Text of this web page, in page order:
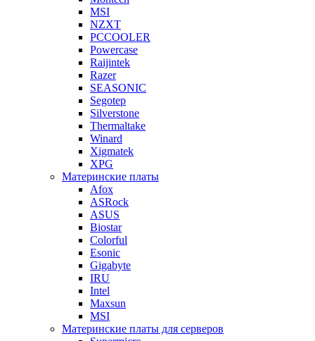
MSI
NZXT
PCCOOLER
Powercase
Raijintek
Razer
SEASONIC
Segotep
Silverstone
Thermaltake
Winard
Xigmatek
XPG
Материнские платы
Afox
ASRock
ASUS
Biostar
Colorful
Esonic
Gigabyte
IRU
Intel
Maxsun
MSI
Материнские платы для серверов